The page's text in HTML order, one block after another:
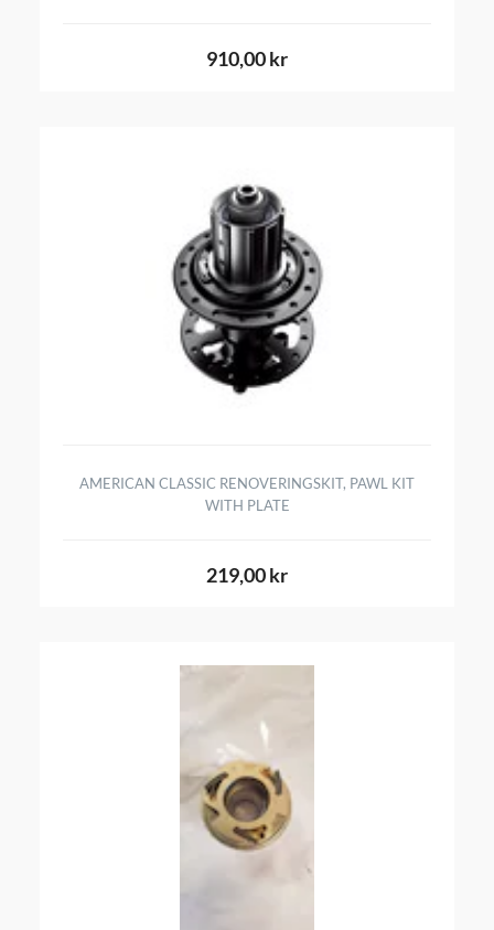
910,00 kr
AMERICAN CLASSIC RENOVERINGSKIT, PAWL KIT
WITH PLATE
219,00 kr